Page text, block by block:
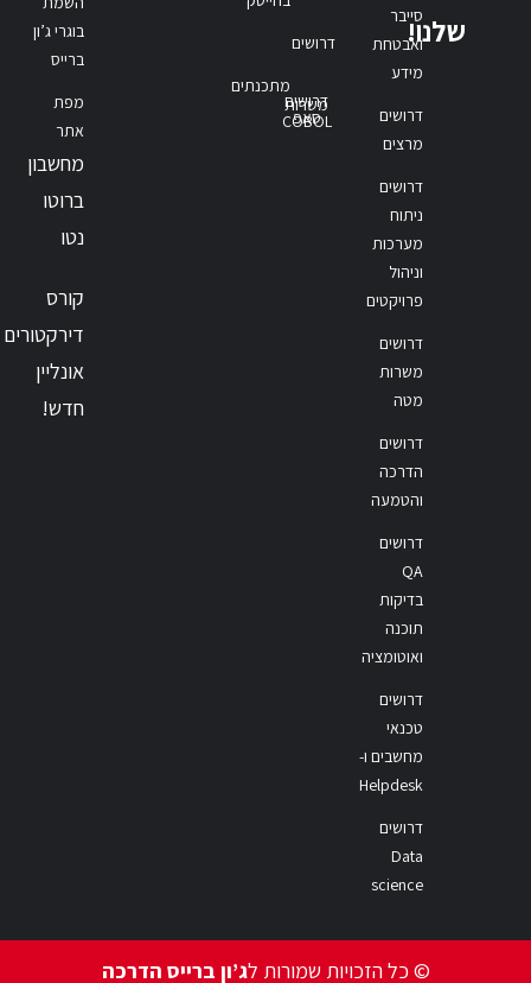
שלנו!סייבר
ואבטחת
מידע
דרושים
מרצים
דרושים
ניתוח
מערכות
וניהול
פרויקטים
דרושים
משרות
מטה
דרושים
הדרכה
והטמעה
דרושים
QA
בדיקות
תוכנה
ואוטומציה
דרושים
טכנאי
מחשבים ו-
Helpdesk
דרושים
Data
science
דרושים
מתכנתים
דרושים
סאפ
משרות
COBOL
בוגרי ג’ון
ברייס
מפת
אתר
מחשבון
ברוטו
נטו
קורס
דירקטורים
אונליין
חדש!
© כל הזכויות שמורות לג’ון ברייס הדרכה